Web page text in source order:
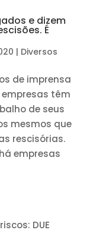
e dizem
É
| Diversos
de imprensa
têm
de seus
mesmos que
rescisórias.
empresas
DUE